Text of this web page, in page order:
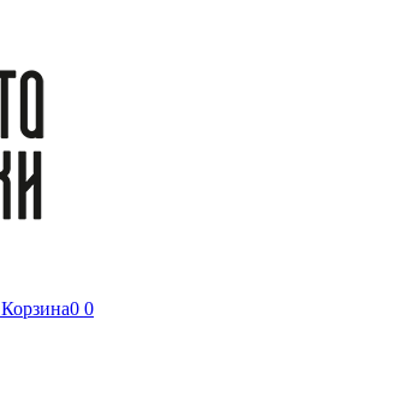
Корзина0 0